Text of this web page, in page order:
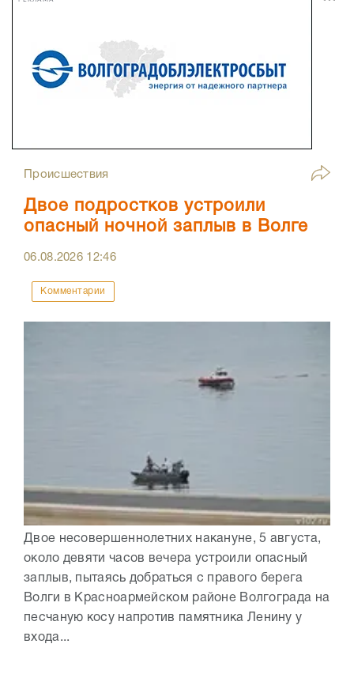
Происшествия
Двое подростков устроили
опасный ночной заплыв в Волге
06.08.2026 12:46
Комментарии
Двое несовершеннолетних накануне, 5 августа,
около девяти часов вечера устроили опасный
заплыв, пытаясь добраться с правого берега
Волги в Красноармейском районе Волгограда на
песчаную косу напротив памятника Ленину у
входа...